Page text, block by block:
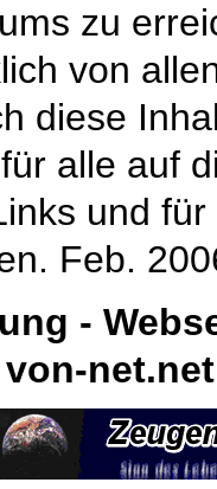
zu
von
diese
alle auf
und
Feb.
-
von-net.net